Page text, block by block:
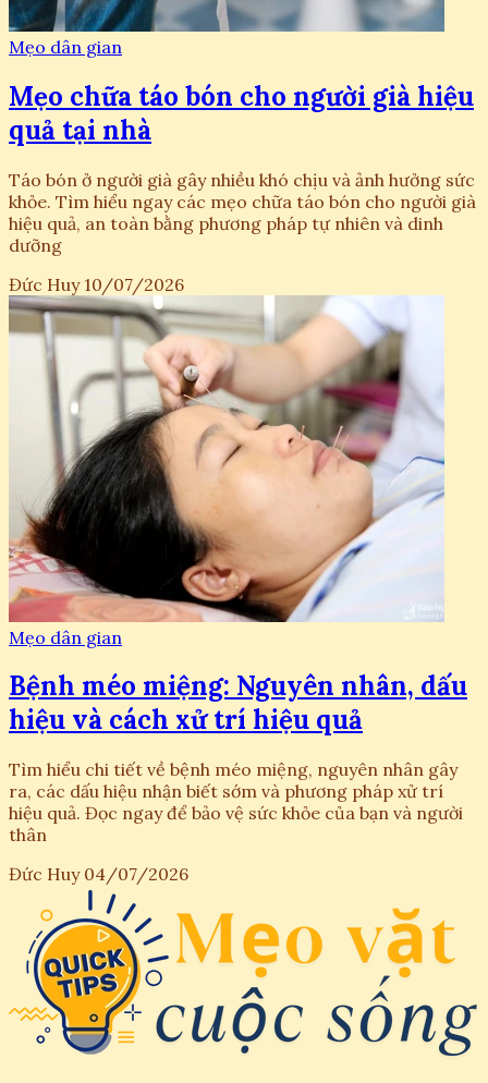
Mẹo dân gian
Mẹo chữa táo bón cho người già hiệu
quả tại nhà
Táo bón ở người già gây nhiều khó chịu và ảnh hưởng sức
khỏe. Tìm hiểu ngay các mẹo chữa táo bón cho người già
hiệu quả, an toàn bằng phương pháp tự nhiên và dinh
dưỡng
Đức Huy 10/07/2026
Mẹo dân gian
Bệnh méo miệng: Nguyên nhân, dấu
hiệu và cách xử trí hiệu quả
Tìm hiểu chi tiết về bệnh méo miệng, nguyên nhân gây
ra, các dấu hiệu nhận biết sớm và phương pháp xử trí
hiệu quả. Đọc ngay để bảo vệ sức khỏe của bạn và người
thân
Đức Huy 04/07/2026